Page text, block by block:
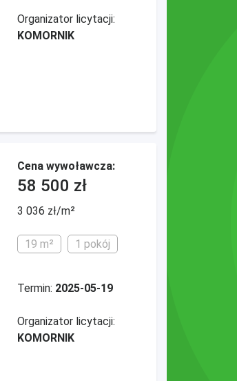
Organizator licytacji:
KOMORNIK
Cena wywoławcza:
58 500 zł
3 036 zł/m²
19 m² 1 pokój
Termin: 2025-05-19
Organizator licytacji:
KOMORNIK